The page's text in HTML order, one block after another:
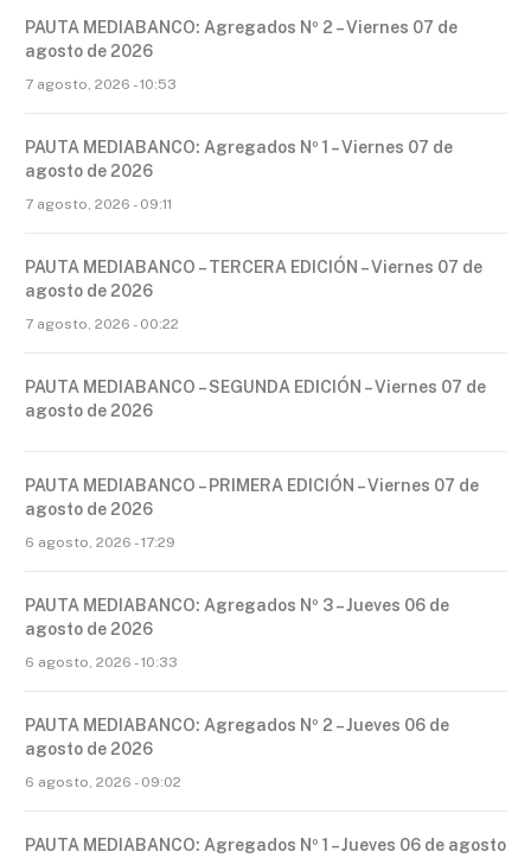
PAUTA MEDIABANCO: Agregados Nº 2 – Viernes 07 de
agosto de 2026
7 agosto, 2026 - 10:53
PAUTA MEDIABANCO: Agregados Nº 1 – Viernes 07 de
agosto de 2026
7 agosto, 2026 - 09:11
PAUTA MEDIABANCO – TERCERA EDICIÓN – Viernes 07 de
agosto de 2026
7 agosto, 2026 - 00:22
PAUTA MEDIABANCO – SEGUNDA EDICIÓN – Viernes 07 de
agosto de 2026
PAUTA MEDIABANCO – PRIMERA EDICIÓN – Viernes 07 de
agosto de 2026
6 agosto, 2026 - 17:29
PAUTA MEDIABANCO: Agregados Nº 3 – Jueves 06 de
agosto de 2026
6 agosto, 2026 - 10:33
PAUTA MEDIABANCO: Agregados Nº 2 – Jueves 06 de
agosto de 2026
6 agosto, 2026 - 09:02
PAUTA MEDIABANCO: Agregados Nº 1 – Jueves 06 de agosto